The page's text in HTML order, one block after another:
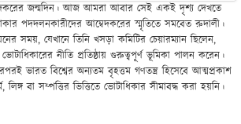
জন্মদিন। আজ আমরা আবার সেই একই দৃশ্য দেখতে
পদদলনকারীদের আম্বেদকরের স্মৃতিতে সমবেত রুদালী।
সময়, যেখানে তিনি খসড়া কমিটির চেয়ারম্যান ছিলেন,
নীতি প্রতিষ্ঠায় গুরুত্বপূর্ণ ভূমিকা পালন করেন।
ভারত বিশ্বের অন্যতম বৃহত্তম গণতন্ত্র হিসেবে আত্মপ্রকাশ
লিঙ্গ বা সম্পত্তির ভিত্তিতে ভোটাধিকার সীমাবদ্ধ করা হয়নি।